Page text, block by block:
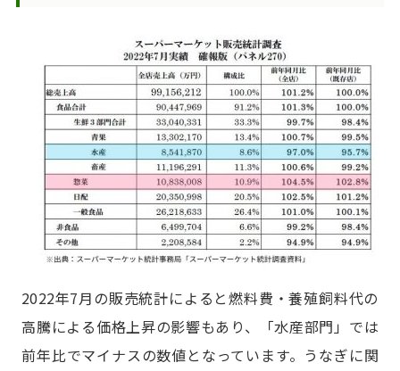
2022年7月の販売統計によると燃料費・養殖飼料代の
高騰による価格上昇の影響もあり、「水産部門」では
前年比でマイナスの数値となっています。うなぎに関